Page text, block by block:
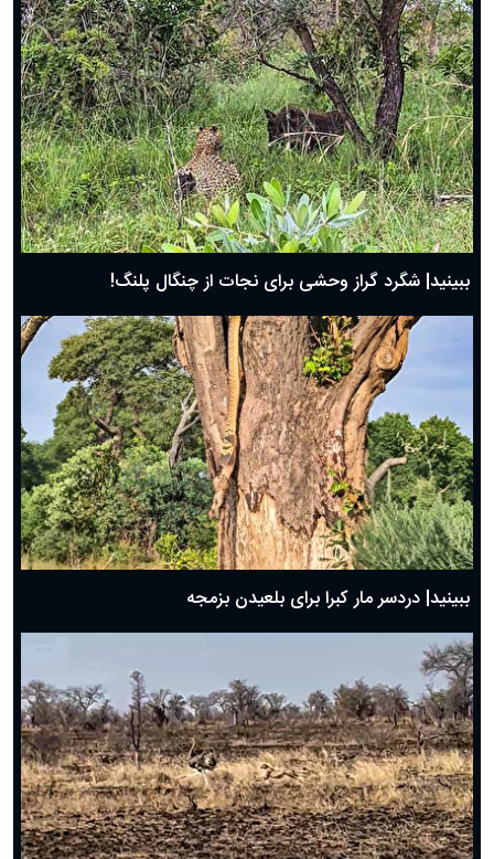
ببینید| شگرد گراز وحشی برای نجات از چنگال پلنگ!
ببینید| دردسر مار کبرا برای بلعیدن بزمجه